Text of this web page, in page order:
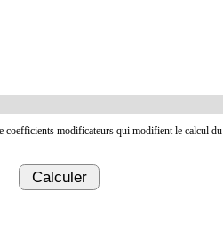
coefficients modificateurs qui modifient le calcul du
Calculer